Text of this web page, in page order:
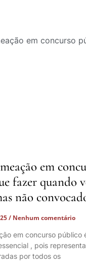
em
fazer quando
não
Nenhum comentário
em concurso público
, pois
por todos os